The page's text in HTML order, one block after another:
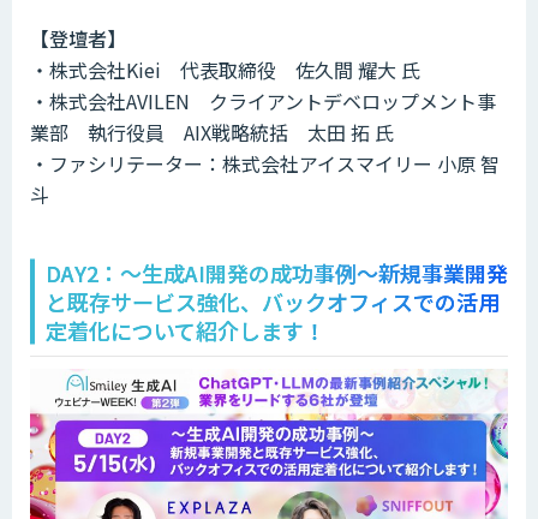
【登壇者】
・株式会社Kiei 代表取締役 佐久間 耀大 氏
・株式会社AVILEN クライアントデベロップメント事
業部 執行役員 AIX戦略統括 太田 拓 氏
・ファシリテーター：株式会社アイスマイリー 小原 智
斗
DAY2：～生成AI開発の成功事例～新規事業開発
と既存サービス強化、バックオフィスでの活用
定着化について紹介します！